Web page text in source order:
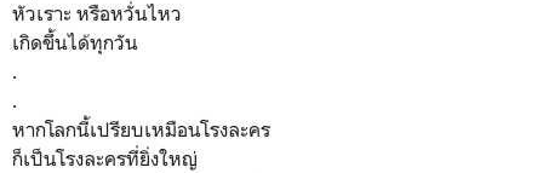
หัวเราะ หรือหวั่นไหว
เกิดขึ้นได้ทุกวัน
.
.
หากโลกนี้เปรียบเหมือนโรงละคร
ก็เป็นโรงละครที่ยิ่งใหญ่